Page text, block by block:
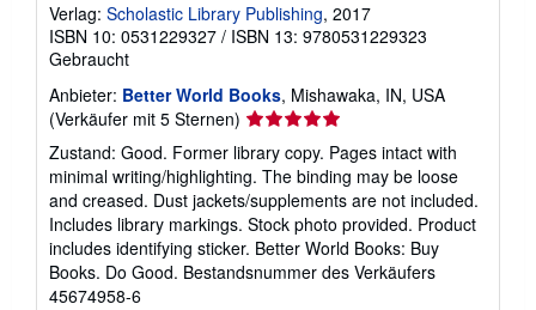
Verlag: Scholastic Library Publishing, 2017
ISBN 10: 0531229327 / ISBN 13: 9780531229323
Gebraucht
Anbieter: Better World Books, Mishawaka, IN, USA
(Verkäufer mit 5 Sternen) Verkäuferbewertung
von
5
Sternen
Zustand: Good. Former library copy. Pages intact with
minimal writing/highlighting. The binding may be loose
and creased. Dust jackets/supplements are not included.
Includes library markings. Stock photo provided. Product
includes identifying sticker. Better World Books: Buy
Books. Do Good. Bestandsnummer des Verkäufers
45674958-6